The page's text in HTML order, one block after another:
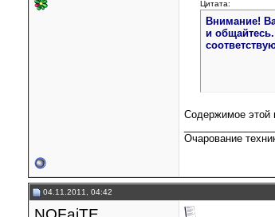
Цитата:
Внимание!
и
Содержимое этой
Очарование
04.11.2011, 04:42